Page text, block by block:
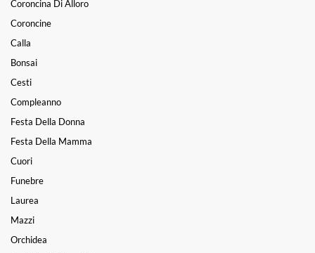
Coroncina Di Alloro
Coroncine
Calla
Bonsai
Cesti
Compleanno
Festa Della Donna
Festa Della Mamma
Cuori
Funebre
Laurea
Mazzi
Orchidea